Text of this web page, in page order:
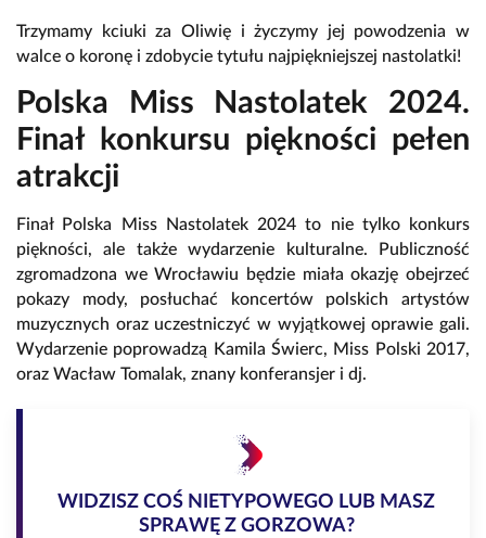
Trzymamy kciuki za Oliwię i życzymy jej powodzenia w
walce o koronę i zdobycie tytułu najpiękniejszej nastolatki!
Polska Miss Nastolatek 2024.
Finał konkursu piękności pełen
atrakcji
Finał Polska Miss Nastolatek 2024 to nie tylko konkurs
piękności, ale także wydarzenie kulturalne. Publiczność
zgromadzona we Wrocławiu będzie miała okazję obejrzeć
pokazy mody, posłuchać koncertów polskich artystów
muzycznych oraz uczestniczyć w wyjątkowej oprawie gali.
Wydarzenie poprowadzą Kamila Świerc, Miss Polski 2017,
oraz Wacław Tomalak, znany konferansjer i dj.
WIDZISZ COŚ NIETYPOWEGO LUB MASZ
SPRAWĘ Z GORZOWA?